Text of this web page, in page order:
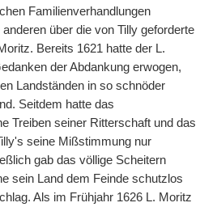
Familienverhandlungen
über die von Tilly geforderte
Bereits 1621 hatte der L.
der Abdankung erwogen,
Landständen in so schnöder
Seitdem hatte das
Treiben seiner Ritterschaft und das
seine Mißstimmung nur
gab das völlige Scheitern
sein Land dem Feinde schutzlos
Als im Frühjahr 1626 L. Moritz